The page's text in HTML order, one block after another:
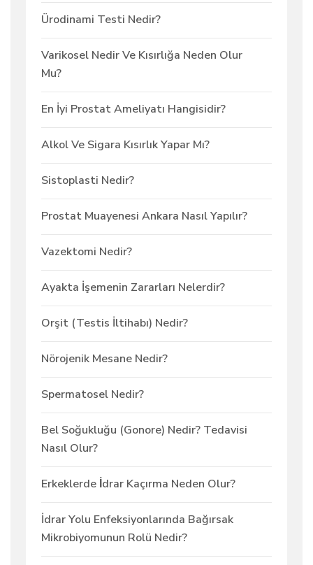
Ürodinami Testi Nedir?
Varikosel Nedir Ve Kısırlığa Neden Olur
Mu?
En İyi Prostat Ameliyatı Hangisidir?
Alkol Ve Sigara Kısırlık Yapar Mı?
Sistoplasti Nedir?
Prostat Muayenesi Ankara Nasıl Yapılır?
Vazektomi Nedir?
Ayakta İşemenin Zararları Nelerdir?
Orşit (Testis İltihabı) Nedir?
Nörojenik Mesane Nedir?
Spermatosel Nedir?
Bel Soğukluğu (Gonore) Nedir? Tedavisi
Nasıl Olur?
Erkeklerde İdrar Kaçırma Neden Olur?
İdrar Yolu Enfeksiyonlarında Bağırsak
Mikrobiyomunun Rolü Nedir?